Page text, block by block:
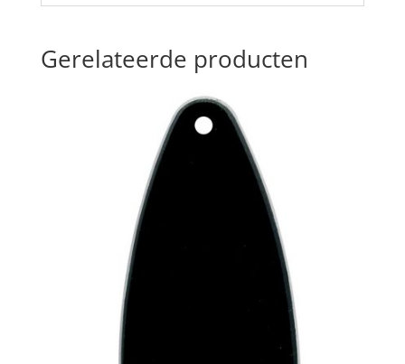
Gerelateerde producten